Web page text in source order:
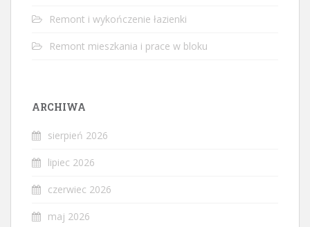
Remont i wykończenie łazienki
Remont mieszkania i prace w bloku
ARCHIWA
sierpień 2026
lipiec 2026
czerwiec 2026
maj 2026